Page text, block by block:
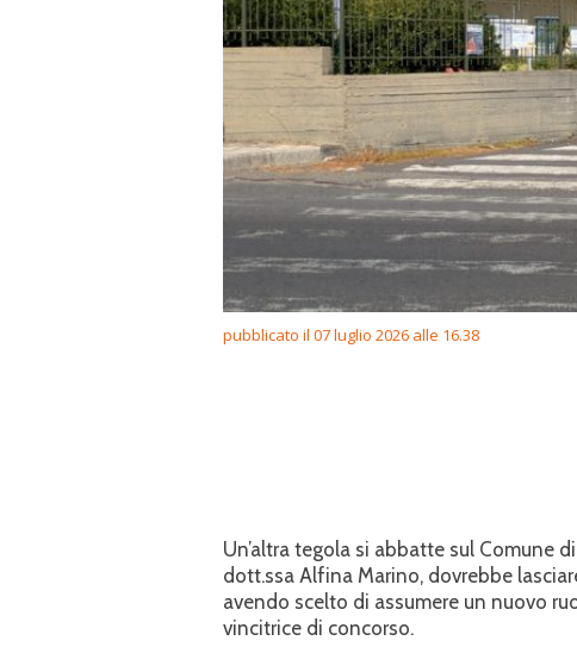
pubblicato il 07 luglio 2026 alle 16.38
Un’altra tegola si abbatte sul Comune
dott.ssa Alfina Marino, dovrebbe
avendo scelto di assumere un nuovo
vincitrice di concorso.